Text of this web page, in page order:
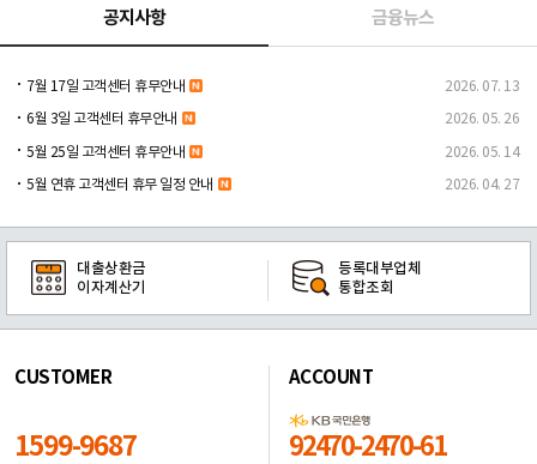
공지사항 금융뉴스
7월 17일 고객센터 휴무안내 2026. 07. 13
6월 3일 고객센터 휴무안내 2026. 05. 26
5월 25일 고객센터 휴무안내 2026. 05. 14
5월 연휴 고객센터 휴무 일정 안내 2026. 04. 27
대출상환금
이자계산기
등록대부업체
통합조회
CUSTOMER
1599-9687
ACCOUNT
92470-2470-61